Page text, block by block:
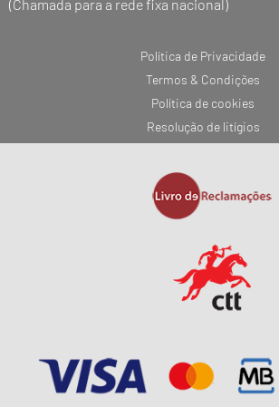
Política de Privacidade
Termos & Condições
Política de cookies
Resolução de litígios
(Chamada para a rede fixa nacional)